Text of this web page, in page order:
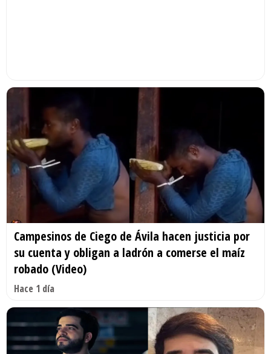
Campesinos de Ciego de Ávila hacen justicia por
su cuenta y obligan a ladrón a comerse el maíz
robado (Video)
Hace 1 día